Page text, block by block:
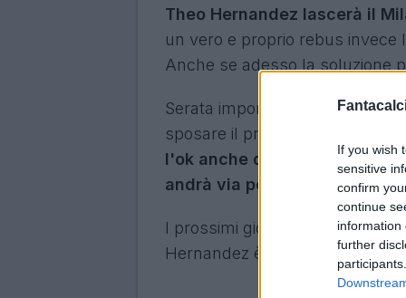
If you wish
sensitive
confirm
continue
information
further
Theo Hernandez lascerà il
un vero e proprio rebus invece
Anche se adesso la soluzione
Serata importante riguardo il
sposare il progetto Al-Hilal.
l'ok anche dal Milan per la
andrà via per 25 mln di euro.
I prossimi giorni saranno
Hernandez è pronto a lasciare